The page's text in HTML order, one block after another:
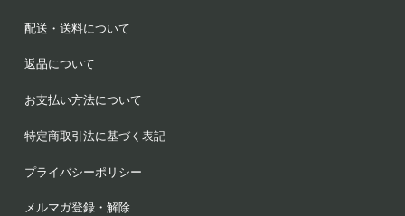
配送・送料について
返品について
お支払い方法について
特定商取引法に基づく表記
プライバシーポリシー
メルマガ登録・解除